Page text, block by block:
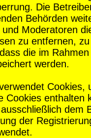
Die
Behörden
Moderatoren
zu entfernen,
die im
werden.
Cookies enthalten
dem
der